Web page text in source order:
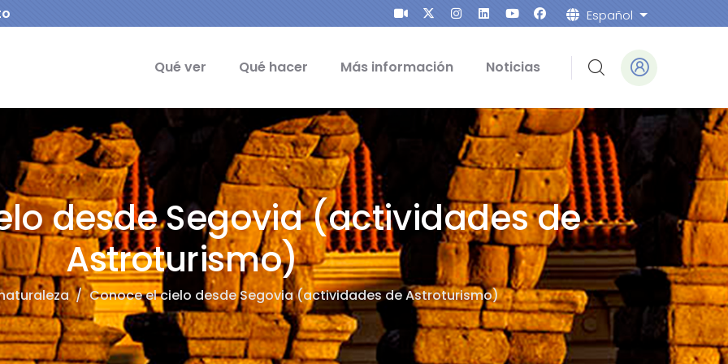
Español Lista
Qué ver Qué hacer Más información Noticias
desde Segovia (actividades de
Astroturismo)
/ Conoce el cielo desde Segovia (actividades de Astroturismo)